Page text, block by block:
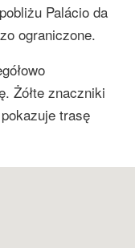
Palácio da
ograniczone.
Żółte znaczniki
trasę